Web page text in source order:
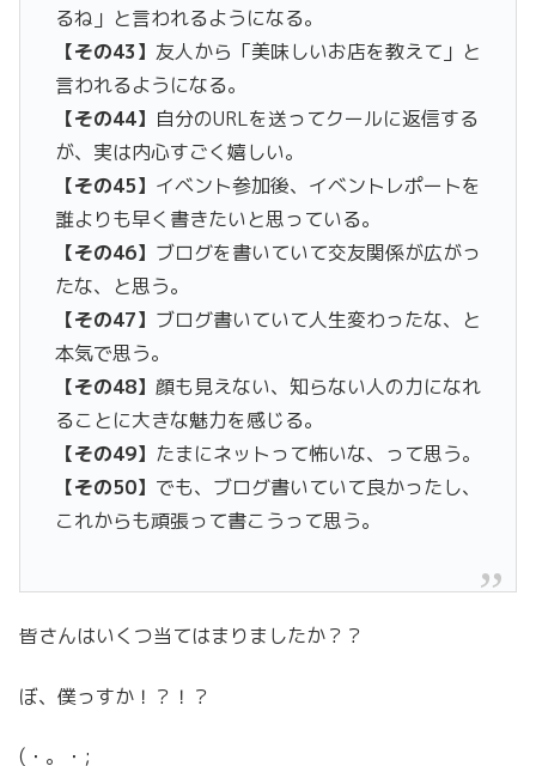
るね」と言われるようになる。
【その43】 友人から「美味しいお店を教えて」と
言われるようになる。
【その44】 自分のURLを送ってクールに返信する
が、実は内心すごく嬉しい。
【その45】 イベント参加後、イベントレポートを
誰よりも早く書きたいと思っている。
【その46】 ブログを書いていて交友関係が広がっ
たな、と思う。
【その47】 ブログ書いていて人生変わったな、と
本気で思う。
【その48】 顔も見えない、知らない人の力になれ
ることに大きな魅力を感じる。
【その49】 たまにネットって怖いな、って思う。
【その50】 でも、ブログ書いていて良かったし、
これからも頑張って書こうって思う。
皆さんはいくつ当てはまりましたか？？
ぼ、僕っすか！？！？
(・。・;